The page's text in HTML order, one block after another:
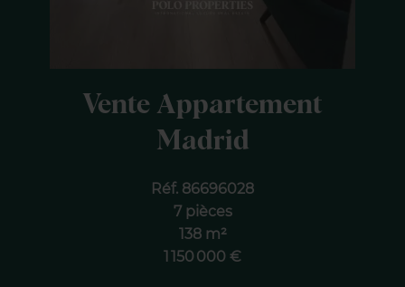
Vente Appartement
Madrid
Réf. 86696028
7 pièces
138 m²
1 150 000 €